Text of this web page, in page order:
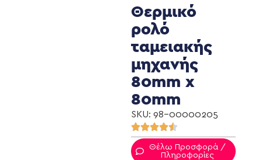
Θερμικό
ρολό
ταμειακής
μηχανής
80mm x
80mm
SKU: 98-00000205
Θέλω Προσφορά /
Πληροφορίες